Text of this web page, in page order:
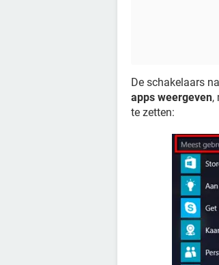
De schakelaars
apps weergeven,
te zetten: